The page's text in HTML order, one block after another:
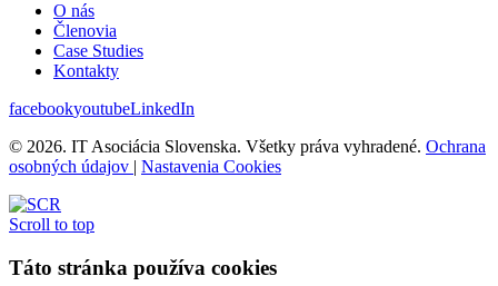
O nás
Členovia
Case Studies
Kontakty
facebookyoutubeLinkedIn
© 2026. IT Asociácia Slovenska. Všetky práva vyhradené. Ochrana
osobných údajov | Nastavenia Cookies
Scroll to top
Táto stránka používa cookies